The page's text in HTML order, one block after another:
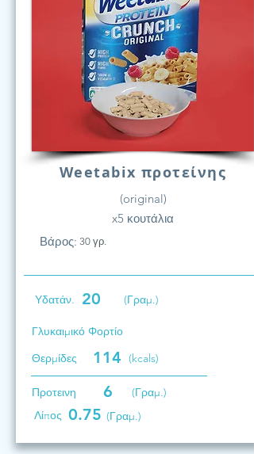
Weetabix προτείνης
(original)
x5 κουτάλια
Βάρος: 30 γρ.
Υδατάν. 20 (Γραμ.)
Γλυκαιμικό Φορτίο
Θερμίδες
114 (kcals)
Προτεινη 6
(Γραμ.)
Λίπος 0.75 (Γραμ.)